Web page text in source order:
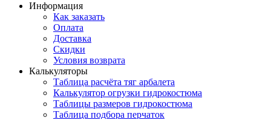
Информация
Как заказать
Оплата
Доставка
Скидки
Условия возврата
Калькуляторы
Таблица расчёта тяг арбалета
Калькулятор огрузки гидрокостюма
Таблицы размеров гидрокостюма
Таблица подбора перчаток